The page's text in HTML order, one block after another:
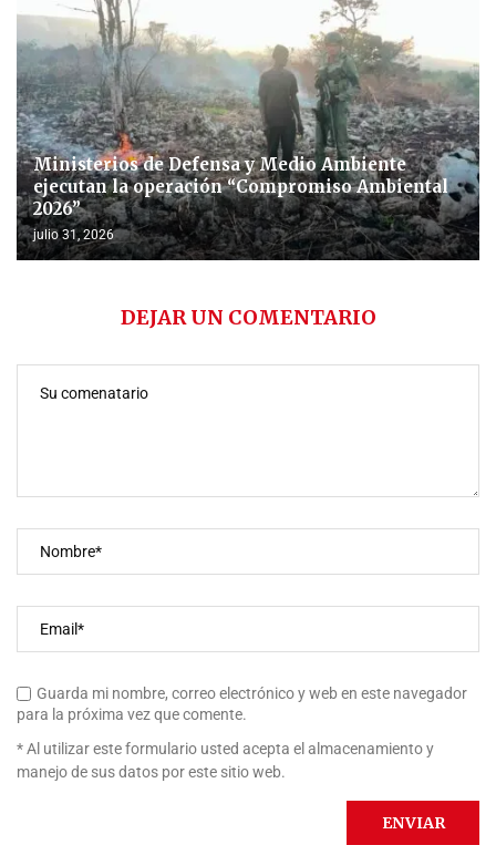
Ministerios de Defensa y Medio Ambiente
ejecutan la operación “Compromiso Ambiental
2026”
julio 31, 2026
DEJAR UN COMENTARIO
Guarda mi nombre, correo electrónico y web en este navegador
para la próxima vez que comente.
* Al utilizar este formulario usted acepta el almacenamiento y
manejo de sus datos por este sitio web.